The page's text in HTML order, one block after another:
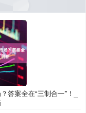
案全在“三制合一”！_